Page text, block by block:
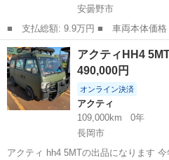
安曇野市
■ 支払総額: 9.9万円 ■ 車両本体価格： 59,000 円 ■ メーカー
名： ホンダ ■ 車種名： バモス
５ＭＴ マニュアル 令和８年１１月
ジット ■ 排気...
長野 安曇野市
アクティHH4
490,000円
オンライン決済
アクティ
109,000km
0年
長岡市
アクティ hh4 5MTの出品になります 今年の12月まで車検残っており現